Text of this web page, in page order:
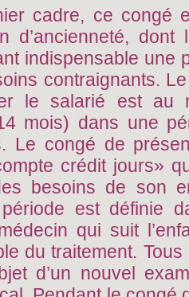
cadre, ce congé
d’ancienneté, dont
indispensable une
contraignants.
le salarié est au
mois) dans une
Le congé de
crédit jours»
besoins de son
est définie
qui suit
du traitement.
d’un nouvel